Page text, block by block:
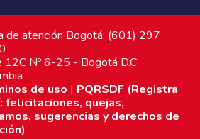
de atención Bogotá: (601) 297
12C Nº 6-25 - Bogotá D.C.
de uso | PQRSDF (Registra
felicitaciones, quejas,
sugerencias y derechos de